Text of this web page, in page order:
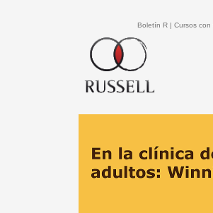
Boletín R | Cursos